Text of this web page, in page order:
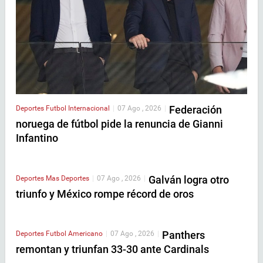
Deportes Futbol Internacional 07 Ago , 2026
Federación
noruega de fútbol pide la renuncia de Gianni
Infantino
Deportes Mas Deportes | 07 Ago , 2026 | Galván logra otro
triunfo y México rompe récord de oros
Deportes Futbol Americano 07 Ago , 2026
Panthers
remontan y triunfan 33-30 ante Cardinals